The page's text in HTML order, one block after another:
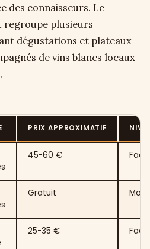
des connaisseurs. Le
plusieurs
dégustations et plateaux
de vins blancs locaux
PRIX APPROXIMATIF
45-60 €
Gratuit
25-35 €